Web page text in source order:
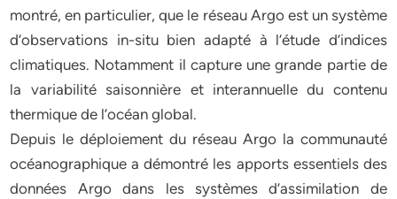
montré, en particulier, que le réseau Argo est un système
d’observations in-situ bien adapté à l’étude d’indices
climatiques. Notamment il capture une grande partie de
la variabilité saisonnière et interannuelle du contenu
thermique de l’océan global.
Depuis le déploiement du réseau Argo la communauté
océanographique a démontré les apports essentiels des
données Argo dans les systèmes d’assimilation de